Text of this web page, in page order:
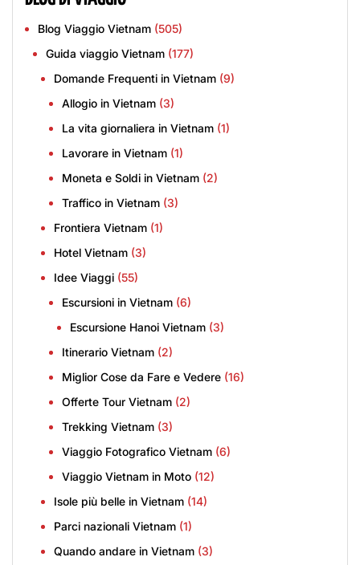
Blog Viaggio Vietnam (505)
Guida viaggio Vietnam (177)
Domande Frequenti in Vietnam (9)
Allogio in Vietnam (3)
La vita giornaliera in Vietnam (1)
Lavorare in Vietnam (1)
Moneta e Soldi in Vietnam (2)
Traffico in Vietnam (3)
Frontiera Vietnam (1)
Hotel Vietnam (3)
Idee Viaggi (55)
Escursioni in Vietnam (6)
Escursione Hanoi Vietnam (3)
Itinerario Vietnam (2)
Miglior Cose da Fare e Vedere (16)
Offerte Tour Vietnam (2)
Trekking Vietnam (3)
Viaggio Fotografico Vietnam (6)
Viaggio Vietnam in Moto (12)
Isole più belle in Vietnam (14)
Parci nazionali Vietnam (1)
Quando andare in Vietnam (3)